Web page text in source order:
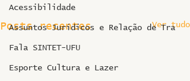
Acessibilidade
Assuntos Jurídicos e Relação de Tra
Fala SINTET-UFU
Esporte Cultura e Lazer
Posts recentes Ver tudo